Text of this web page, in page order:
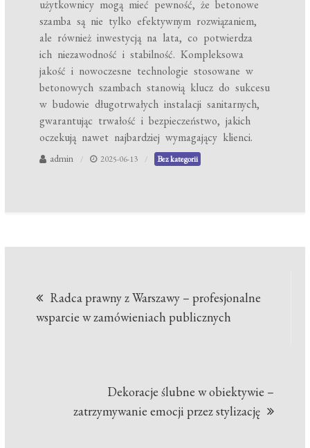
użytkownicy mogą mieć pewność, że betonowe
szamba są nie tylko efektywnym rozwiązaniem,
ale również inwestycją na lata, co potwierdza
ich niezawodność i stabilność. Kompleksowa
jakość i nowoczesne technologie stosowane w
betonowych szambach stanowią klucz do sukcesu
w budowie długotrwałych instalacji sanitarnych,
gwarantując trwałość i bezpieczeństwo, jakich
oczekują nawet najbardziej wymagający klienci.
admin 2025-06-13 Bez kategorii
wpisu
Radca prawny z Warszawy – profesjonalne
wsparcie w zamówieniach publicznych
Dekoracje ślubne w obiektywie –
zatrzymywanie emocji przez stylizację